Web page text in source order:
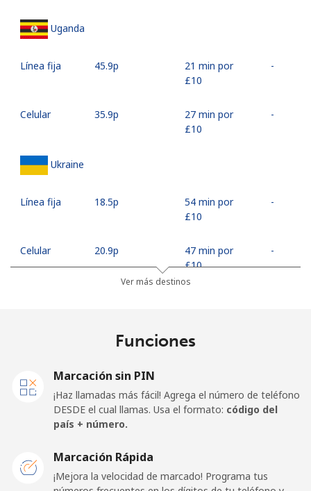
Uganda
Línea fija ⁦45.9p⁩
21 min por
⁦£10⁩
-
Celular ⁦35.9p⁩
27 min por
⁦£10⁩
-
Ukraine
Línea fija ⁦18.5p⁩
54 min por
⁦£10⁩
-
Celular ⁦20.9p⁩
47 min por
⁦£10⁩
-
⁦18.9p⁩
52 min por
Celular
⁦£10⁩
Línea fija ⁦1.5p⁩
665 min por
Ver más destinos
Funciones
Marcación sin PIN
¡Haz llamadas más fácil! Agrega el número de teléfono
DESDE el cual llamas. Usa el formato: código del
país + número.
Marcación Rápida
¡Mejora la velocidad de marcado! Programa tus